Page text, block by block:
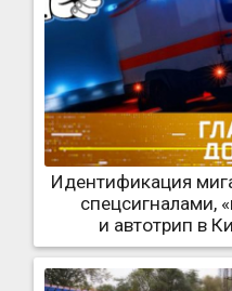
Идентификация
спецсигналами,
и автотрип в